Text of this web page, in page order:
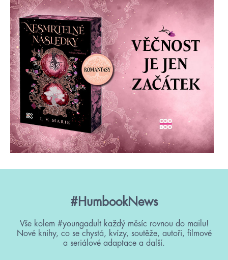
#HumbookNews
Vše kolem #youngadult každý měsíc rovnou do mailu!
Nové knihy, co se chystá, kvízy, soutěže, autoři, filmové
a seriálové adaptace a další.